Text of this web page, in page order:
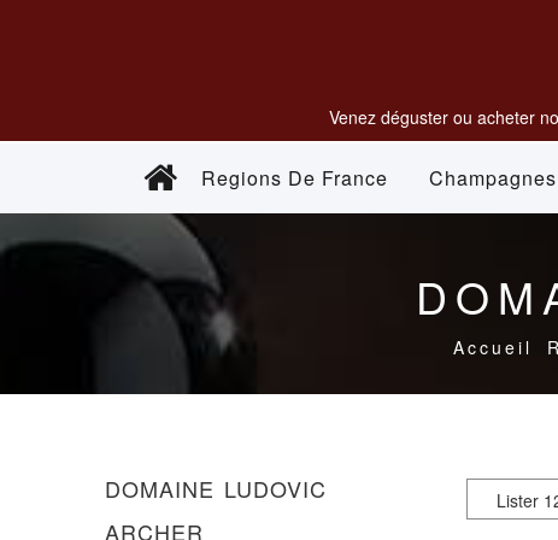
Venez déguster ou acheter
Regions De France Champagnes
Accueil
DOMAINE LUDOVIC
ARCHER